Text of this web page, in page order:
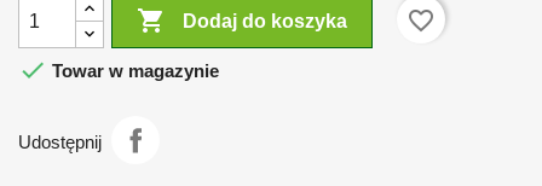
 Dodaj do koszyka
favorite_border
 Towar w magazynie
Udostępnij